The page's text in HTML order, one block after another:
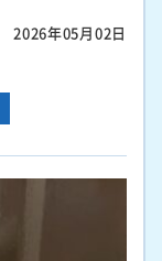
2026年05月02日